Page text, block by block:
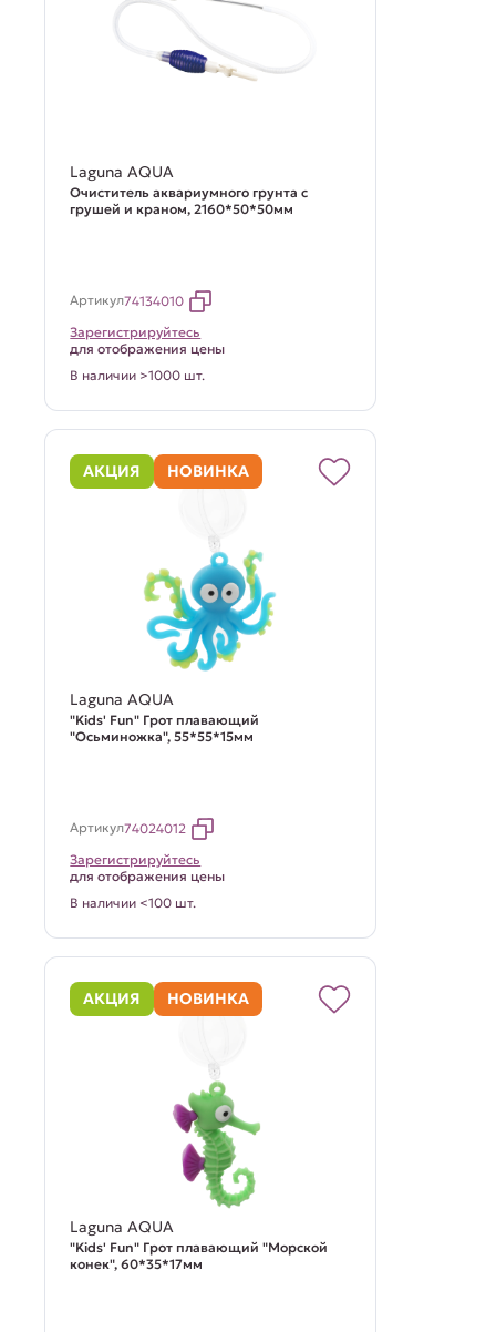
Laguna AQUA
Очиститель аквариумного грунта с
грушей и краном, 2160*50*50мм
Артикул74134010
Зарегистрируйтесь
для отображения цены
В наличии >1000 шт.
АКЦИЯ НОВИНКА
Laguna AQUA
"Kids' Fun" Грот плавающий
"Осьминожка", 55*55*15мм
Артикул74024012
Зарегистрируйтесь
для отображения цены
В наличии <100 шт.
АКЦИЯ НОВИНКА
Laguna AQUA
"Kids' Fun" Грот плавающий "Морской
конек", 60*35*17мм